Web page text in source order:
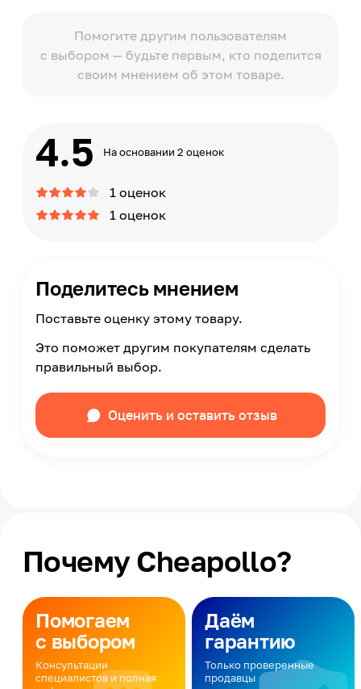
Помогите другим пользователям
с выбором — будьте первым, кто поделится
своим мнением об этом товаре.
4.5 На основании 2 оценок
1 оценок
1 оценок
Поделитесь мнением
Поставьте оценку этому товару.
Это поможет другим покупателям сделать
правильный выбор.
Оценить и оставить отзыв
Почему Cheapollo?
Помогаем
с выбором
Консультации
специалистов и полная
Даём
гарантию
Только проверенные
продавцы